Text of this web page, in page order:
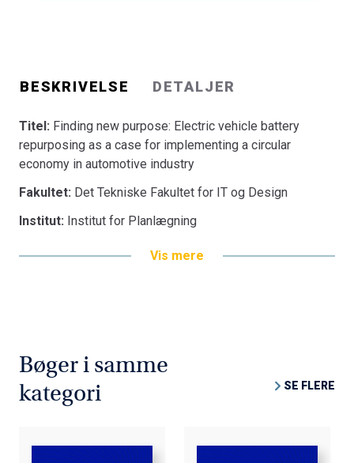
BESKRIVELSE DETALJER
Titel: Finding new purpose: Electric vehicle battery
repurposing as a case for implementing a circular
economy in automotive industry
Fakultet: Det Tekniske Fakultet for IT og Design
Institut: Institut for Planlægning
Vis mere
Bøger i samme
kategori
SE FLERE